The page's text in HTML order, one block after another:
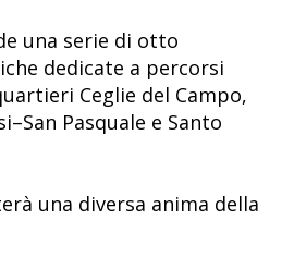
una serie di otto
dedicate a percorsi
Ceglie del Campo,
Pasquale e Santo
una diversa anima della